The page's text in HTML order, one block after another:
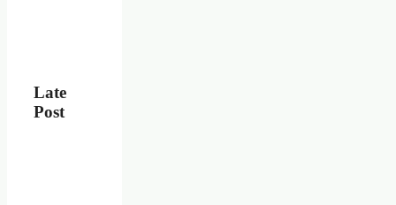
Late
Post